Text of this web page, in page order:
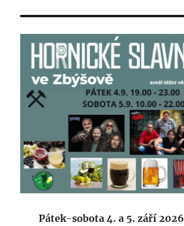
Pátek-sobota 4. a 5. září 2026